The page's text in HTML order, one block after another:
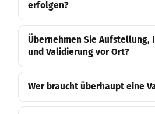
erfolgen?
Übernehmen Sie Aufstellung,
und Validierung vor Ort?
Wer braucht überhaupt eine